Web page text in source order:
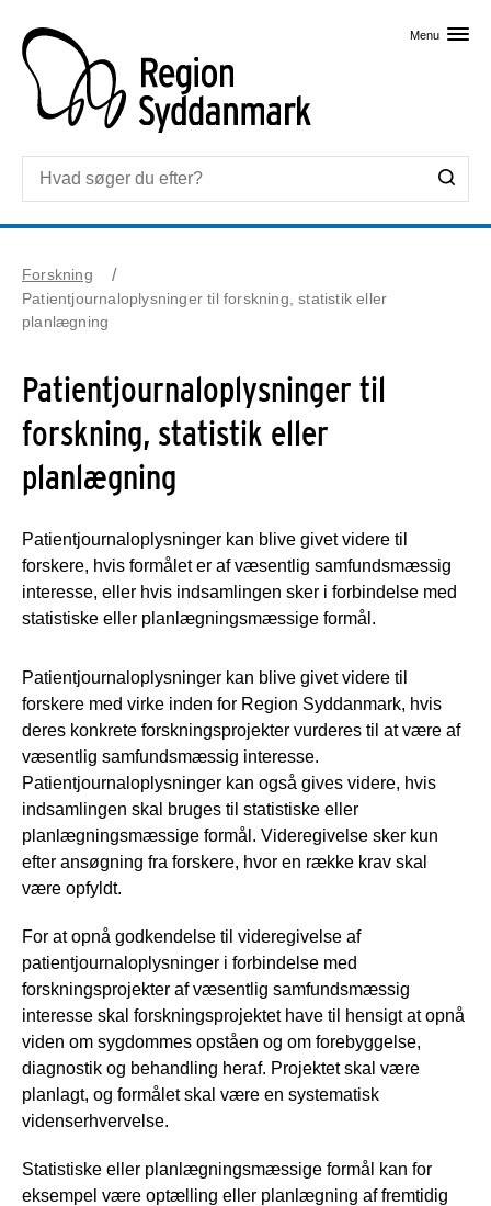
Menu
Forskning
Patientjournaloplysninger til forskning, statistik eller
planlægning
Patientjournaloplysninger til
forskning, statistik eller
planlægning
Patientjournaloplysninger kan blive givet videre til
forskere, hvis formålet er af væsentlig samfundsmæssig
interesse, eller hvis indsamlingen sker i forbindelse med
statistiske eller planlægningsmæssige formål.
Patientjournaloplysninger kan blive givet videre til
forskere med virke inden for Region Syddanmark, hvis
deres konkrete forskningsprojekter vurderes til at være af
væsentlig samfundsmæssig interesse.
Patientjournaloplysninger kan også gives videre, hvis
indsamlingen skal bruges til statistiske eller
planlægningsmæssige formål. Videregivelse sker kun
efter ansøgning fra forskere, hvor en række krav skal
være opfyldt.
For at opnå godkendelse til videregivelse af
patientjournaloplysninger i forbindelse med
forskningsprojekter af væsentlig samfundsmæssig
interesse skal forskningsprojektet have til hensigt at opnå
viden om sygdommes opståen og om forebyggelse,
diagnostik og behandling heraf. Projektet skal være
planlagt, og formålet skal være en systematisk
videnserhvervelse.
Statistiske eller planlægningsmæssige formål kan for
eksempel være optælling eller planlægning af fremtidig